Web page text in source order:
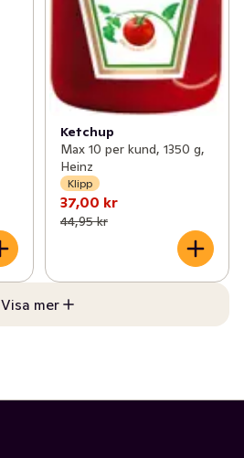
Ketchup
Max 10 per kund, 1350 g,
Heinz
Klipp
37,00 kr
44,95 kr
Visa mer